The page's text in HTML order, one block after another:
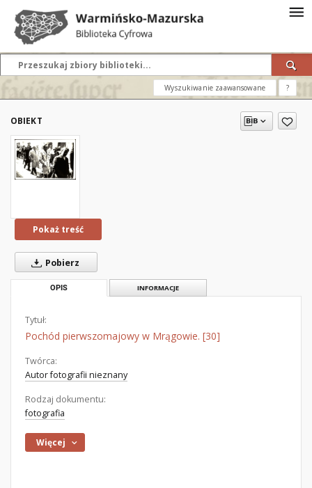
Wyszukiwanie zaawansowane ?
OBIEKT
Pokaż treść
Pobierz
OPIS INFORMACJE
Tytuł:
Pochód pierwszomajowy w Mrągowie. [30]
Twórca:
Autor fotografii nieznany
Rodzaj dokumentu:
fotografia
Więcej